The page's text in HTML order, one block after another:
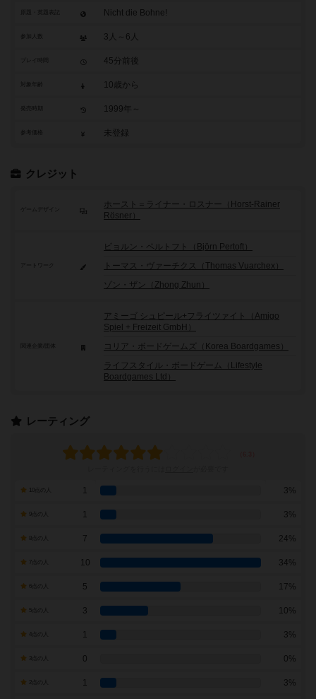
Nicht die Bohne!
参加人数 3人～6人
45分前後
10歳から
1999年～
参考価格 未登録
クレジット
ゲームデザイン
ホースト＝ライナー・ロスナー（Horst-Rainer
Rösner）
アートワーク
ビョルン・ペルトフト（Björn Pertoft）
トーマス・ヴァーチクス（Thomas Vuarchex）
ゾン・ザン（Zhong Zhun）
アミーゴ シュピール+フライツァイト（Amigo
Spiel + Freizeit GmbH）
コリア・ボードゲームズ（Korea Boardgames）
ライフスタイル・ボードゲーム（Lifestyle
Boardgames Ltd）
レーティング
1 3%
1 3%
7 24%
7点の人 10 34%
5 17%
3 10%
1 3%
0 0%
1 3%